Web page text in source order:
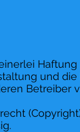
und
Betreiber